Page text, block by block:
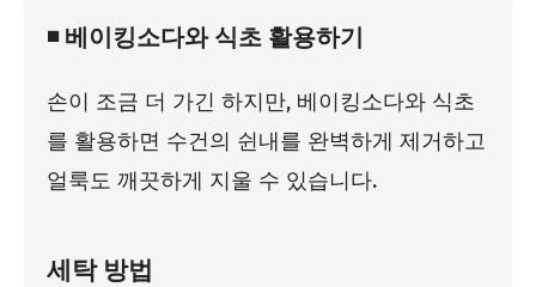
◾ 베이킹소다와 식초 활용하기
손이 조금 더 가긴 하지만, 베이킹소다와 식초
를 활용하면 수건의 쉰내를 완벽하게 제거하고
얼룩도 깨끗하게 지울 수 있습니다.
세탁 방법